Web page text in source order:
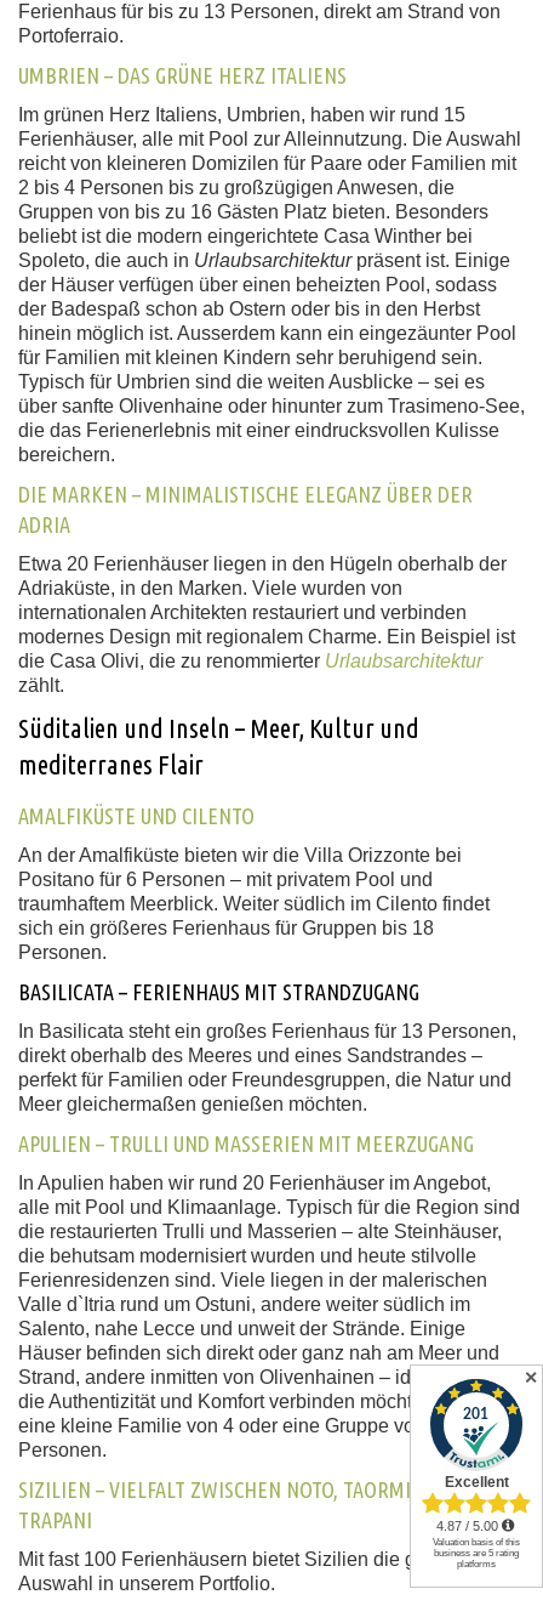
Ferienhaus für bis zu 13 Personen, direkt am Strand von
Portoferraio.
UMBRIEN – DAS GRÜNE HERZ ITALIENS
Im grünen Herz Italiens, Umbrien, haben wir rund 15
Ferienhäuser, alle mit Pool zur Alleinnutzung. Die Auswahl
reicht von kleineren Domizilen für Paare oder Familien mit
2 bis 4 Personen bis zu großzügigen Anwesen, die
Gruppen von bis zu 16 Gästen Platz bieten. Besonders
beliebt ist die modern eingerichtete Casa Winther bei
Spoleto, die auch in Urlaubsarchitekturpräsent ist. Einige
der Häuser verfügen über einen beheizten Pool, sodass
der Badespaß schon ab Ostern oder bis in den Herbst
hinein möglich ist. Ausserdem kann ein eingezäunter Pool
für Familien mit kleinen Kindern sehr beruhigend sein.
Typisch für Umbrien sind die weiten Ausblicke – sei es
über sanfte Olivenhaine oder hinunter zum Trasimeno-See,
die das Ferienerlebnis mit einer eindrucksvollen Kulisse
bereichern.
DIE MARKEN – MINIMALISTISCHE ELEGANZ ÜBER DER
ADRIA
Etwa 20 Ferienhäuser liegen in den Hügeln oberhalb der
Adriaküste, in den Marken. Viele wurden von
internationalen Architekten restauriert und verbinden
modernes Design mit regionalem Charme. Ein Beispiel ist
die Casa Olivi, die zu renommierter Urlaubsarchitektur
zählt.
Süditalien und Inseln – Meer, Kultur und
mediterranes Flair
AMALFIKÜSTE UND CILENTO
An der Amalfiküste bieten wir die Villa Orizzonte bei
Positano für 6 Personen – mit privatem Pool und
traumhaftem Meerblick. Weiter südlich im Cilento findet
sich ein größeres Ferienhaus für Gruppen bis 18
Personen.
BASILICATA – FERIENHAUS MIT STRANDZUGANG
In Basilicata steht ein großes Ferienhaus für 13 Personen,
direkt oberhalb des Meeres und eines Sandstrandes –
perfekt für Familien oder Freundesgruppen, die Natur und
Meer gleichermaßen genießen möchten.
APULIEN – TRULLI UND MASSERIEN MIT MEERZUGANG
In Apulien haben wir rund 20 Ferienhäuser im Angebot,
alle mit Pool und Klimaanlage. Typisch für die Region sind
die restaurierten Trulli und Masserien – alte Steinhäuser,
die behutsam modernisiert wurden und heute stilvolle
Ferienresidenzen sind. Viele liegen in der malerischen
Valle d`Itria rund um Ostuni, andere weiter südlich im
Salento, nahe Lecce und unweit der Strände. Einige
Häuser befinden sich direkt oder ganz nah am Meer und
Strand, andere inmitten von Olivenhainen – ideal für Gäste,
die Authentizität und Komfort verbinden möchten, ob für
eine kleine Familie von 4 oder eine Gruppe von 20
Personen.
SIZILIEN – VIELFALT ZWISCHEN NOTO, TAORMINA UND
TRAPANI
Mit fast 100 Ferienhäusern bietet Sizilien die größte
Auswahl in unserem Portfolio.
✕